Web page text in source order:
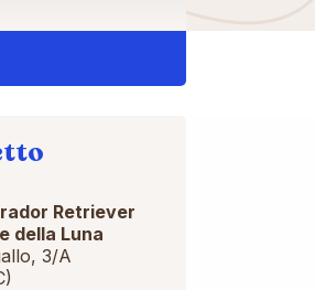
Retriever
della Luna
3/A